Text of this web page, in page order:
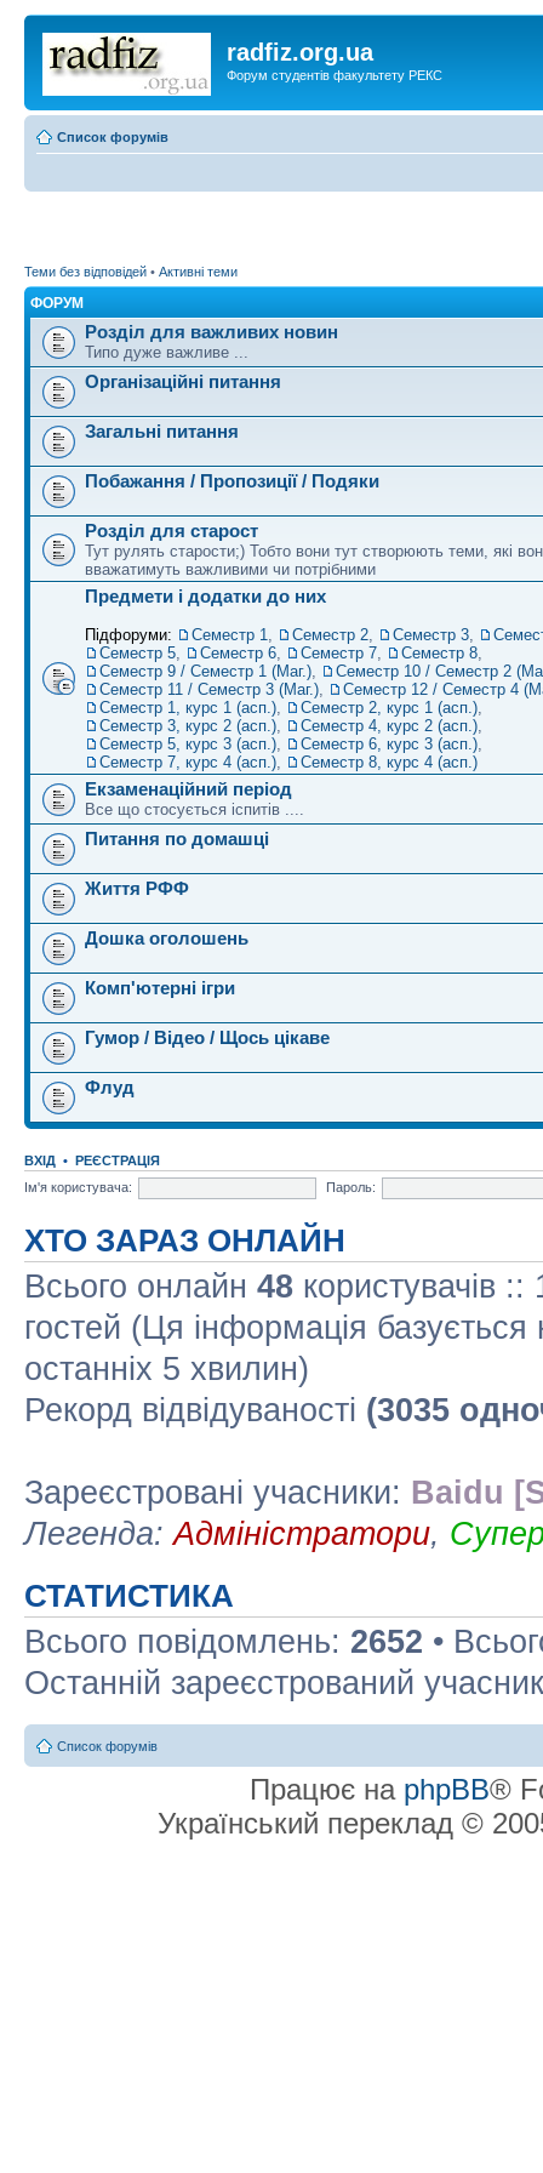
radfiz.org.ua
Форум студентів факультету РЕКС
Список форумів
Теми без відповідей • Активні теми
ФОРУМ
Розділ для важливих новин
Типо дуже важливе ...
Організаційні питання
Загальні питання
Побажання / Пропозиції / Подяки
Розділ для старост
Тут рулять старости;) Тобто вони тут створюють теми, які
вважатимуть важливими чи потрібними
Предмети і додатки до них
Підфоруми: Семестр 1, Семестр 2, Семестр 3,
Семестр 5, Семестр 6, Семестр 7, Семестр 8,
Семестр 9 / Семестр 1 (Маг.),
Семестр 10 / Семестр 2
Семестр 11 / Семестр 3 (Маг.),
Семестр 12 / Семестр 4
Семестр 1, курс 1 (асп.), Семестр 2, курс 1 (асп.),
Семестр 3, курс 2 (асп.), Семестр 4, курс 2 (асп.),
Семестр 5, курс 3 (асп.), Семестр 6, курс 3 (асп.),
Семестр 7, курс 4 (асп.), Семестр 8, курс 4 (асп.)
Екзаменаційний період
Все що стосується іспитів ....
Питання по домашці
Життя РФФ
Дошка оголошень
Комп'ютерні ігри
Гумор / Відео / Щось цікаве
Флуд
ВХІД • РЕЄСТРАЦІЯ
Ім'я користувача:
Пароль:
ХТО ЗАРАЗ ОНЛАЙН
Всього онлайн 48 користувачів
гостей (Ця інформація базується
останніх 5 хвилин)
Рекорд відвідуваності (3035
Зареєстровані учасники: Baidu
Легенда:Адміністратори,
СТАТИСТИКА
Всього повідомлень: 2652 •
Останній зареєстрований
Список форумів
Працює на phpBB®
Український переклад ©